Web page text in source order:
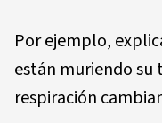
Por ejemplo,
están muriendo
respiración